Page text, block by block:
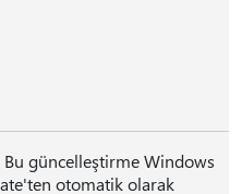
Bu güncelleştirme Windows
otomatik olarak